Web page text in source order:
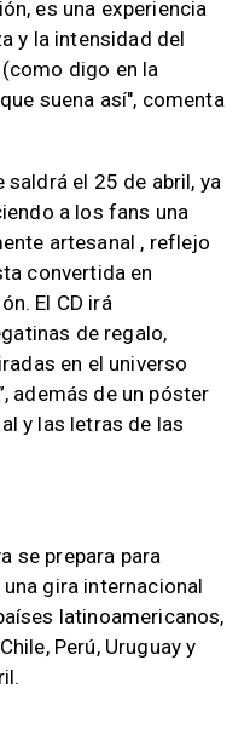
es una experiencia
y la intensidad del
digo en la
suena así", comenta
saldrá el 25 de abril, ya
a los fans una
artesanal , reflejo
convertida en
El CD irá
de regalo,
en el universo
además de un póster
y las letras de las
se prepara para
gira internacional
latinoamericanos,
Perú, Uruguay y